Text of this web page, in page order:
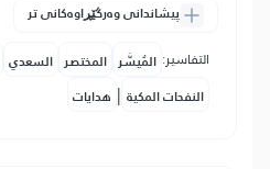
پیشاندانی وەرگێڕاوەکانی تر
التفاسير: المُيسَّر المختصر السعدي
النفحات المكية | هدايات